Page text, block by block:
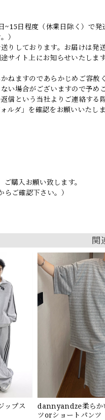
~15日程度（休業日除く）で
）
りしております。お届けは発
サイト上にお知らせいたします
ねますのであらかじめご容赦く
い場合がございますので予め
信という当社よりご連絡する
ルダ」を確認をお願いいたしま
購入お願い致します。
らご確認下さい。）
関
ップス
dannyandze柔らか
ツorショートパンツ